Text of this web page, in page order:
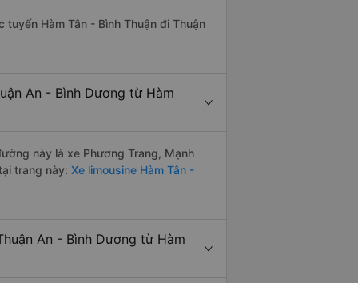
Hàm Tân - Bình Thuận đi Thuận
An - Bình Dương từ Hàm
này là xe Phương Trang, Mạnh
trang này: Xe limousine Hàm Tân -
An - Bình Dương từ Hàm